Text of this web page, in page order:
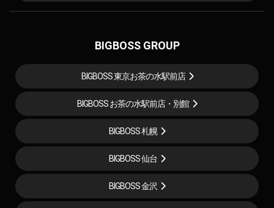
BIGBOSS GROUP
BIGBOSS 東京お茶の水駅前店
BIGBOSS お茶の水駅前店・別館
BIGBOSS 札幌
BIGBOSS 仙台
BIGBOSS 金沢